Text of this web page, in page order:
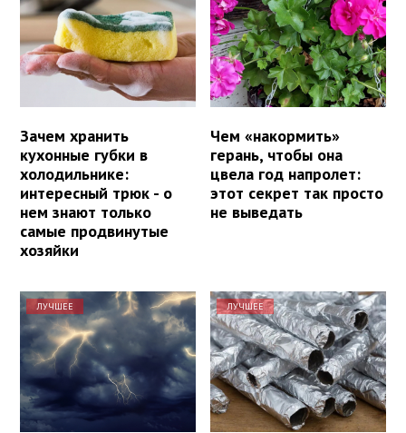
Зачем хранить
кухонные губки в
холодильнике:
интересный трюк - о
нем знают только
самые продвинутые
хозяйки
Чем «накормить»
герань, чтобы она
цвела год напролет:
этот секрет так просто
не выведать
ЛУЧШЕЕ ЛУЧШЕЕ